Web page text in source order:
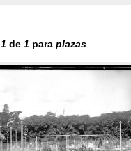
1 de 1 para plazas